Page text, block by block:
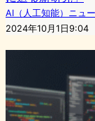
AI（人工知能）ニュ
2024年10月1日9:04